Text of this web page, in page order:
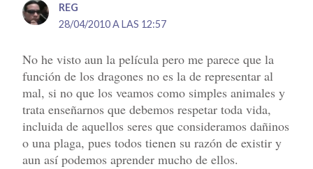
REG
28/04/2010 A LAS 12:57
No he visto aun la película pero me parece que la
función de los dragones no es la de representar al
mal, si no que los veamos como simples animales y
trata enseñarnos que debemos respetar toda vida,
incluida de aquellos seres que consideramos dañinos
o una plaga, pues todos tienen su razón de existir y
aun así podemos aprender mucho de ellos.